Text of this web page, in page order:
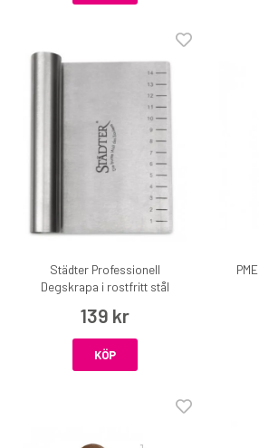
Städter Professionell
Degskrapa i rostfritt stål
139 kr
KÖP